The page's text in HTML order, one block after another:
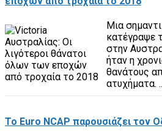
Μια
κατέγραψε
στην
ήταν η
θανάτους
ατυχήματα.
To Euro NCAP παρουσιάζει τον